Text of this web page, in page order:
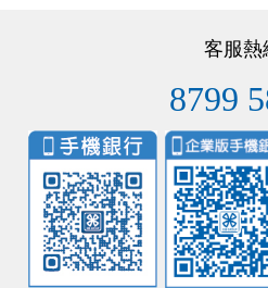
客服熱
8799